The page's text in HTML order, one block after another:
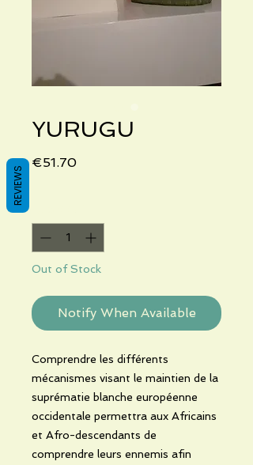
YURUGU
€51.70Price
Out of Stock
Notify When Available
Comprendre les différents
mécanismes visant le maintien de la
suprématie blanche européenne
occidentale permettra aux Africains
et Afro-descendants de
comprendre leurs ennemis afin
REVIEWS